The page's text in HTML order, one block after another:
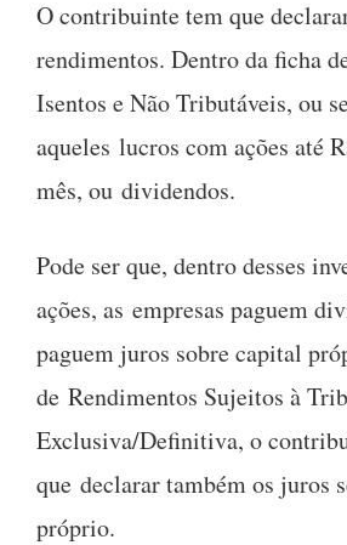
O contribuinte tem que
rendimentos. Dentro da ficha
Isentos e Não Tributáveis, ou
aqueles lucros com ações até
mês, ou dividendos.
Pode ser que, dentro desses
ações, as empresas paguem
paguem juros sobre capital
de Rendimentos Sujeitos à
Exclusiva/Definitiva, o
que declarar também os juros
próprio.